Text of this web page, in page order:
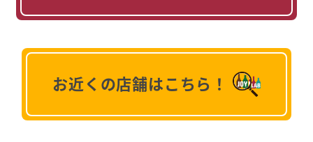
お近くの店舗はこちら！